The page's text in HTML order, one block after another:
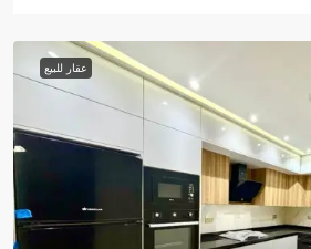
عقار للبيع